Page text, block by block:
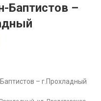
Баптистов –
– г.Прохладный